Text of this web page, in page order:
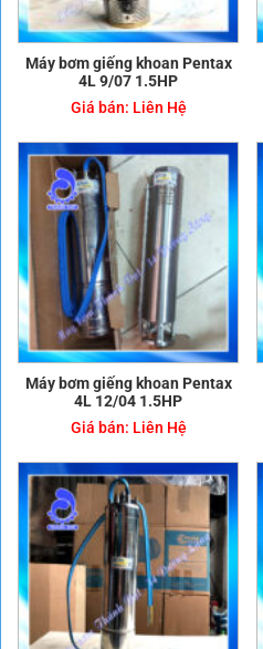
Máy bơm giếng khoan Pentax
4L 9/07 1.5HP
Giá bán: Liên Hệ
Máy bơm giếng khoan Pentax
4L 12/04 1.5HP
Giá bán: Liên Hệ